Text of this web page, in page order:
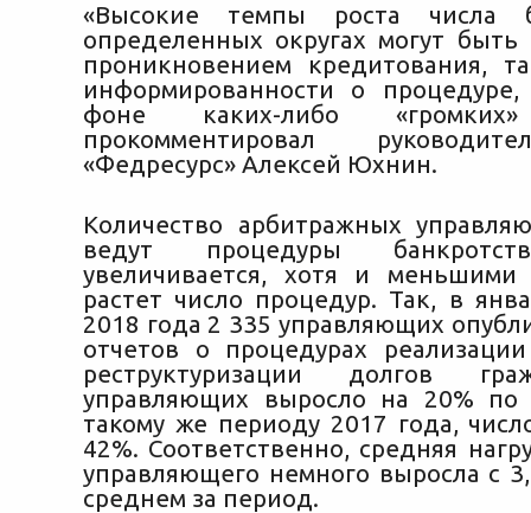
«Высокие темпы роста числа
определенных округах могут быть
проникновением кредитования,
информированности о
фоне каких-либо
прокомментировал
«Федресурс» Алексей Юхнин.
Количество арбитражных
ведут процедуры
увеличивается, хотя и
растет число процедур. Так, в
2018 года 2 335 управляющих
отчетов о процедурах
реструктуризации долгов
управляющих выросло на 20%
такому же периоду 2017 года,
42%. Соответственно, средняя
управляющего немного выросла с
среднем за период.